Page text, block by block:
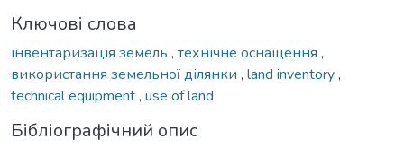
Ключові слова
інвентаризація земель , технічне оснащення ,
використання земельної ділянки , land inventory,
technical equipment, use of land
Бібліографічний опис